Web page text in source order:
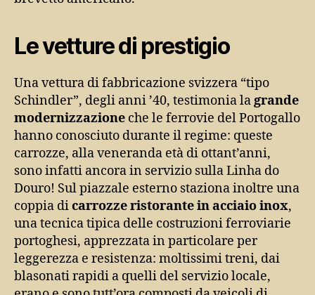
Le vetture di prestigio
Una vettura di fabbricazione svizzera “tipo
Schindler”, degli anni ’40, testimonia lagrande
modernizzazione che le ferrovie del Portogallo
hanno conosciuto durante il regime: queste
carrozze, alla veneranda età di ottant’anni,
sono infatti ancora in servizio sulla Linha do
Douro! Sul piazzale esterno staziona inoltre una
coppia dicarrozze ristorante in acciaio inox,
una tecnica tipica delle costruzioni ferroviarie
portoghesi, apprezzata in particolare per
leggerezza e resistenza: moltissimi treni, dai
blasonati rapidi a quelli del servizio locale,